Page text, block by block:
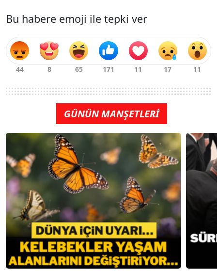
Bu habere emoji ile tepki ver
GÜNÜN MANŞETLERİ